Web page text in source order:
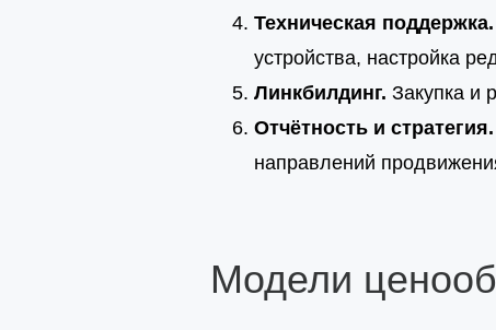
Техническая поддержка.
устройства, настройка
Линкбилдинг. Закупка и
Отчётность и стратегия.
направлений
Модели